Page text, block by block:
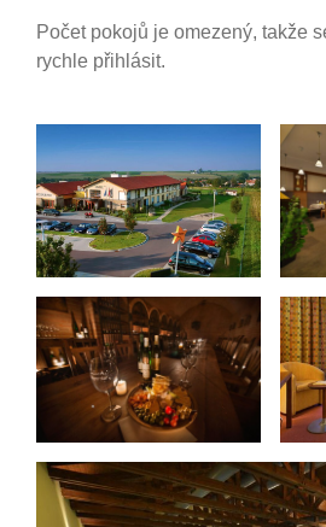
Počet pokojů je omezený, takže
rychle přihlásit.